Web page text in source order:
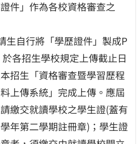
證件」作為各校資格審查之
生自行將「學歷證件」製成P
於各招生學校規定上傳截止日
招生「資格審查暨學習歷程
上傳系統」完成上傳。應屆
繳交就讀學校之學生證(蓋有
年第二學期註冊章)；學生證